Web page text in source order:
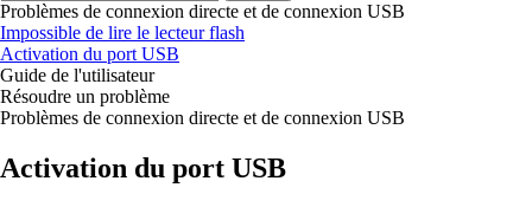
Problèmes de connexion directe et de connexion USB
Impossible de lire le lecteur flash
Activation du port USB
Guide de l'utilisateur
Résoudre un problème
Problèmes de connexion directe et de connexion USB
Activation du port USB